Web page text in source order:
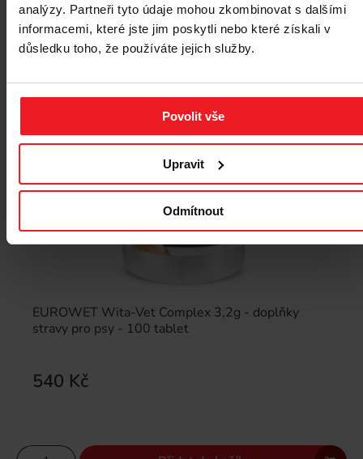
analýzy. Partneři tyto údaje mohou zkombinovat s dalšími
informacemi, které jste jim poskytli nebo které získali v
důsledku toho, že používáte jejich služby.
Povolit vše
Upravit
Odmítnout
EUROWET Wita-Vet Complex 3,2g - doplňky
stravy pro psy - 100 tablet
540 Kč